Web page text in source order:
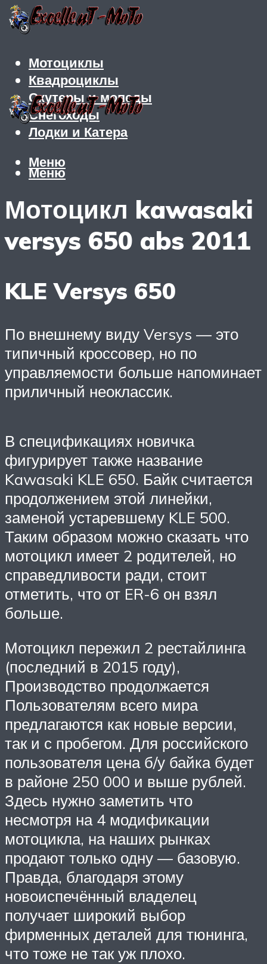
Мотоциклы
Квадроциклы
Скутеры и мопеды
Снегоходы
Лодки и Катера
Меню
Меню
Мотоцикл kawasaki
versys 650 abs 2011
KLE Versys 650
По внешнему виду Versys — это
типичный кроссовер, но по
управляемости больше напоминает
приличный неоклассик.
В спецификациях новичка
фигурирует также название
Kawasaki KLE 650. Байк считается
продолжением этой линейки,
заменой устаревшему KLE 500.
Таким образом можно сказать что
мотоцикл имеет 2 родителей, но
справедливости ради, стоит
отметить, что от ER-6 он взял
больше.
Мотоцикл пережил 2 рестайлинга
(последний в 2015 году),
Производство продолжается
Пользователям всего мира
предлагаются как новые версии,
так и с пробегом. Для российского
пользователя цена б/у байка будет
в районе 250 000 и выше рублей.
Здесь нужно заметить что
несмотря на 4 модификации
мотоцикла, на наших рынках
продают только одну — базовую.
Правда, благодаря этому
новоиспечённый владелец
получает широкий выбор
фирменных деталей для тюнинга,
что тоже не так уж плохо.